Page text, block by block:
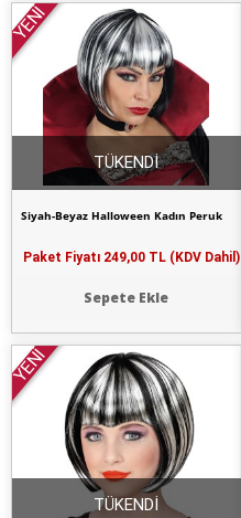
YENİ
Siyah-Beyaz Halloween Kadın Peruk
Paket Fiyatı 249,00 TL (KDV Dahil)
Sepete Ekle
TÜKENDİ
YENİ
TÜKENDİ